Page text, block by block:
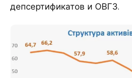
депсертификатов и ОВГЗ.